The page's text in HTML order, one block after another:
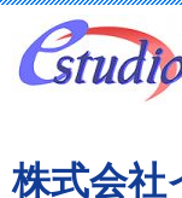
株式会社